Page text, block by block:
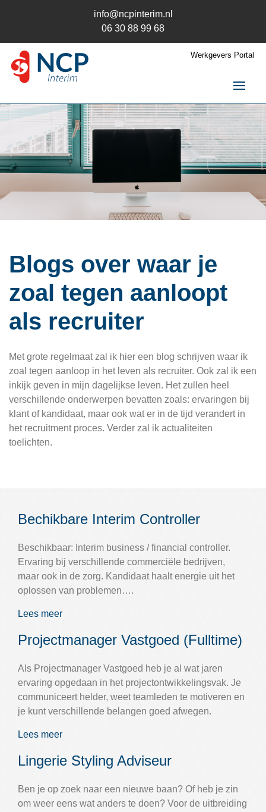
info@ncpinterim.nl
06 30 88 99 68
Werkgevers Portal
NCP Interim
Interim / RPO
Opdrachtgever
Kandidaat
Contact
Blogs over waar je
zoal tegen aanloopt
als recruiter
Met grote regelmaat zal ik hier een blog schrijven waar ik
zoal tegen aanloop in het leven als recruiter. Ook zal ik een
inkijk geven in mijn dagelijkse leven. Het zullen heel
verschillende onderwerpen bevatten zoals: ervaringen bij
klant of kandidaat, maar ook wat er in de tijd verandert in
het recruitment proces. Verder zal ik actualiteiten
toelichten.
Bechikbare Interim Controller
Beschikbaar: Interim business / financial controller.
Ervaring bij verschillende commerciële bedrijven,
maar ook in de zorg. Kandidaat haalt energie uit het
oplossen van problemen….
Lees meer
Projectmanager Vastgoed (Fulltime)
Als Projectmanager Vastgoed heb je al wat jaren
ervaring opgedaan in het projectontwikkelingsvak. Je
communiceert helder, weet teamleden te motiveren en
je kunt verschillende belangen goed afwegen.
Lees meer
Lingerie Styling Adviseur
Ben je op zoek naar een nieuwe baan? Of heb je zin
om weer eens wat anders te doen? Voor de uitbreiding